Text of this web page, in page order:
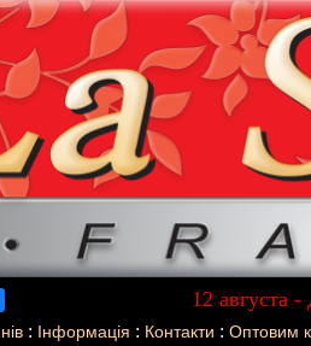
12 августа
Лучший
: Інформація : Контакти : Оптовим